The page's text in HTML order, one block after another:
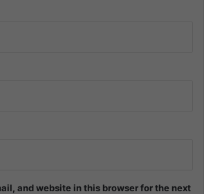
and website in this browser for the next